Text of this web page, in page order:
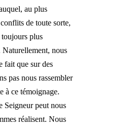
au plus
de toute sorte,
plus
nous
fait que sur des
pas nous rassembler
à ce témoignage.
Seigneur peut nous
réalisent. Nous